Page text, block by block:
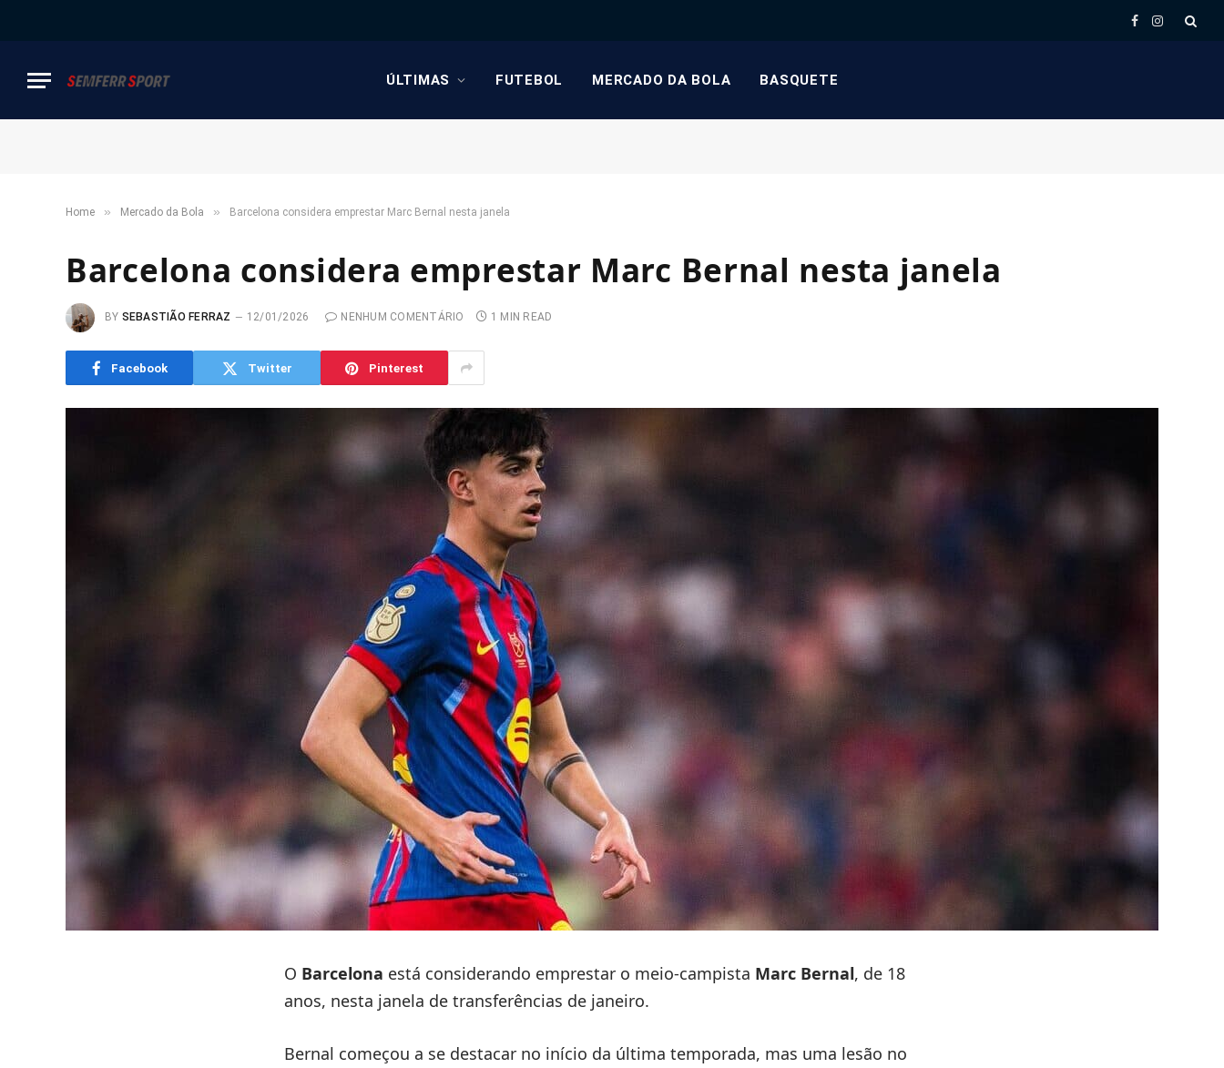
Facebook
Instagram
ÚLTIMAS FUTEBOL MERCADO DA BOLA BASQUETE
Home » Mercado da Bola » Barcelona considera emprestar Marc Bernal nesta janela
Barcelona considera emprestar Marc Bernal nesta janela
BY SEBASTIÃO FERRAZ 12/01/2026 NENHUM COMENTÁRIO 1 MIN READ
Facebook Twitter Pinterest
O Barcelona está considerando emprestar o meio-campista Marc Bernal, de 18
anos, nesta janela de transferências de janeiro.
Bernal começou a se destacar no início da última temporada, mas uma lesão no